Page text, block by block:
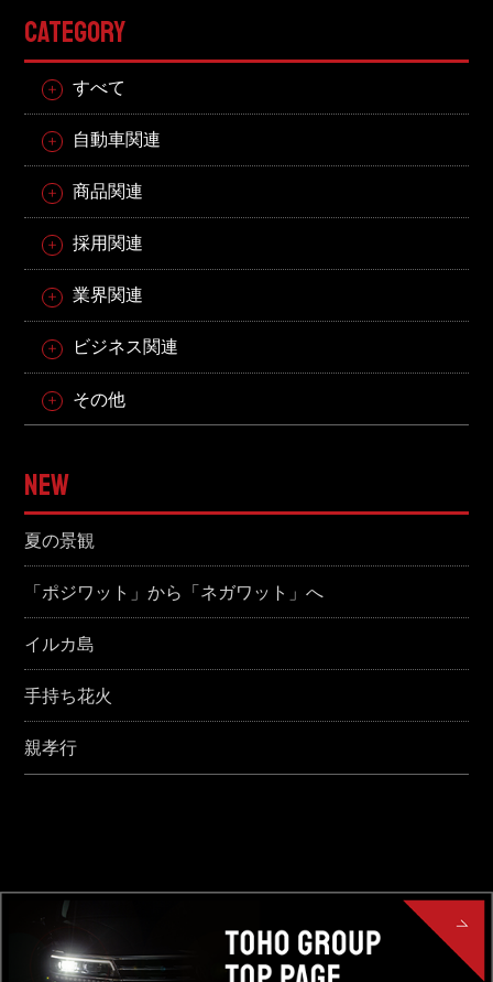
CATEGORY
すべて
自動車関連
商品関連
採用関連
業界関連
ビジネス関連
その他
NEW
夏の景観
「ポジワット」から「ネガワット」へ
イルカ島
手持ち花火
親孝行